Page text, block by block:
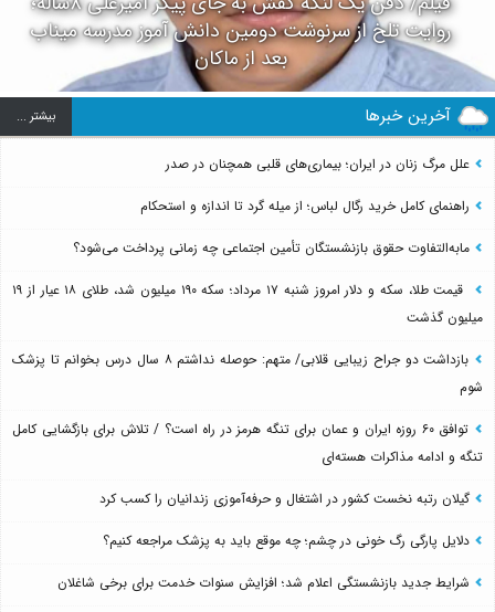
روایت تلخ از سرنوشت دومین دانش آموز مدرسه میناب
بعد از ماکان
آخرین خبرها بيشتر ...
علل مرگ زنان در ایران؛ بیماری‌های قلبی همچنان در صدر
راهنمای کامل خرید رگال لباس؛ از میله گرد تا اندازه و استحکام
مابه‌التفاوت حقوق بازنشستگان تأمین اجتماعی چه زمانی پرداخت می‌شود؟
قیمت طلا، سکه و دلار امروز شنبه ۱۷ مرداد؛ سکه ۱۹۰ میلیون شد، طلای ۱۸ عیار از ۱۹
میلیون گذشت
بازداشت دو جراح زیبایی قلابی/ متهم: حوصله نداشتم ۸ سال درس بخوانم تا پزشک
شوم
توافق ۶۰ روزه ایران و عمان برای تنگه هرمز در راه است؟ / تلاش برای بازگشایی کامل
تنگه و ادامه مذاکرات هسته‌ای
گیلان رتبه نخست کشور در اشتغال و حرفه‌آموزی زندانیان را کسب کرد
دلایل پارگی رگ خونی در چشم؛ چه موقع باید به پزشک مراجعه کنیم؟
شرایط جدید بازنشستگی اعلام شد؛ افزایش سنوات خدمت برای برخی شاغلان